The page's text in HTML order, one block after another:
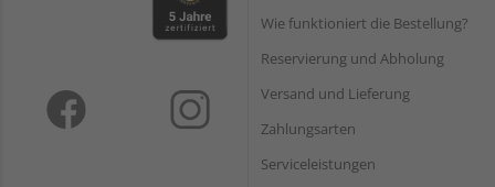
Wie funktioniert die Bestellung?
Reservierung und Abholung
Versand und Lieferung
Zahlungsarten
Serviceleistungen